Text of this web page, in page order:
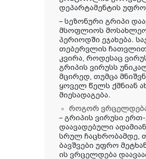
დეპარტამენტის
– სეზონური გრიპი
მსოფლიოს
პერიოდში ეჯახება.
თებერვლის ჩათვლით
კვირა, როდესაც
გრიპის ვირუსს
მცირედ, თუმცა
ყოველ წელს ქმნიან
მიესადაგება.
როგორ
– გრიპის ვირუსი
დაავადებული
სრულ ჩაცხრობამდე,
ბავშვები უფრო
ის ვრცელდება